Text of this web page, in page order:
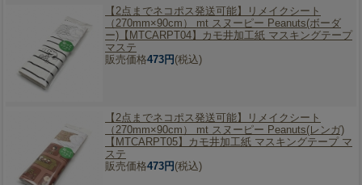
【2点までネコポス発送可能】
リメイクシート
（270mm×90cm） mt スヌーピー Peanuts(ボーダ
ー)【MTCARPT04】カモ井加工紙 マスキングテープ
マステ
販売価格473円 (税込)
【2点までネコポス発送可能】
リメイクシート
（270mm×90cm） mt スヌーピー Peanuts(レンガ)
【MTCARPT05】カモ井加工紙 マスキングテープ マ
ステ
販売価格473円 (税込)